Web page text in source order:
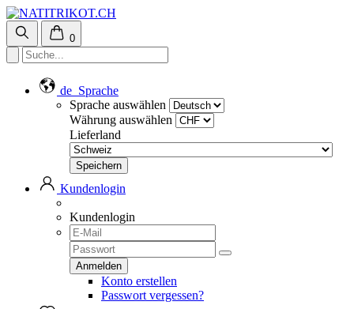
0
de Sprache
Sprache auswählen
Währung auswählen
Lieferland
Kundenlogin
Kundenlogin
Konto erstellen
Passwort vergessen?